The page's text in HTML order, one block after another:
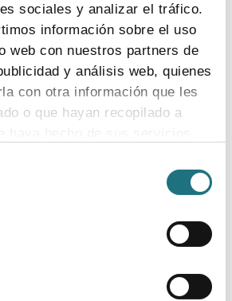
sociales y analizar el tráfico.
información sobre el uso
web con nuestros partners de
y análisis web, quienes
con otra información que les
o que hayan recopilado a
puede acceder a nuestra
de la industria
en la industria